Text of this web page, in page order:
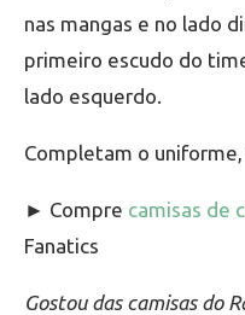
nas mangas e no lado
primeiro escudo do
lado esquerdo.
Completam o
► Compre camisas de
Fanatics
Gostou das camisas do